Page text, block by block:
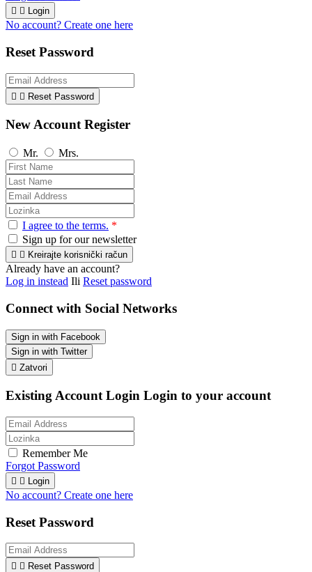
  Login
No account? Create one here
Reset Password
  Reset Password
New Account Register
Mr. Mrs.
I agree to the terms. *
Sign up for our newsletter
  Kreirajte korisnički račun
Already have an account?
Log in instead Ili Reset password
Connect with Social Networks
Sign in with Facebook
Sign in with Twitter
 Zatvori
Existing Account Login Login to your account
Remember Me
Forgot Password
  Login
No account? Create one here
Reset Password
  Reset Password